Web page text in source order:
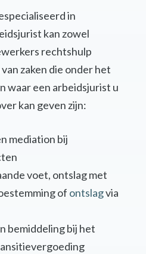
in
kan zowel
rechtshulp
zaken die onder het
waar een arbeidsjurist u
kan geven zijn:
mediation bij
voet, ontslag met
of ontslagvia
bemiddeling bij het